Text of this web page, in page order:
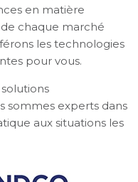
en matière
chaque marché
les technologies
pour vous.
sommes experts dans
aux situations les